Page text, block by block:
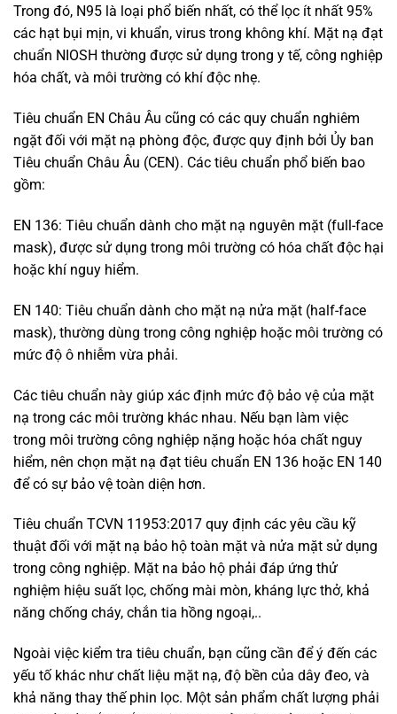
Trong đó, N95 là loại phổ biến nhất, có thể lọc ít nhất 95%
các hạt bụi mịn, vi khuẩn, virus trong không khí. Mặt nạ đạt
chuẩn NIOSH thường được sử dụng trong y tế, công nghiệp
hóa chất, và môi trường có khí độc nhẹ.
Tiêu chuẩn EN Châu Âu cũng có các quy chuẩn nghiêm
ngặt đối với mặt nạ phòng độc, được quy định bởi Ủy ban
Tiêu chuẩn Châu Âu (CEN). Các tiêu chuẩn phổ biến bao
gồm:
EN 136: Tiêu chuẩn dành cho mặt nạ nguyên mặt (full-face
mask), được sử dụng trong môi trường có hóa chất độc hại
hoặc khí nguy hiểm.
EN 140: Tiêu chuẩn dành cho mặt nạ nửa mặt (half-face
mask), thường dùng trong công nghiệp hoặc môi trường có
mức độ ô nhiễm vừa phải.
Các tiêu chuẩn này giúp xác định mức độ bảo vệ của mặt
nạ trong các môi trường khác nhau. Nếu bạn làm việc
trong môi trường công nghiệp nặng hoặc hóa chất nguy
hiểm, nên chọn mặt nạ đạt tiêu chuẩn EN 136 hoặc EN 140
để có sự bảo vệ toàn diện hơn.
Tiêu chuẩn TCVN 11953:2017 quy định các yêu cầu kỹ
thuật đối với mặt nạ bảo hộ toàn mặt và nửa mặt sử dụng
trong công nghiệp. Mặt na bảo hộ phải đáp ứng thử
nghiệm hiệu suất lọc, chống mài mòn, kháng lực thở, khả
năng chống cháy, chắn tia hồng ngoại,..
Ngoài việc kiểm tra tiêu chuẩn, bạn cũng cần để ý đến các
yếu tố khác như chất liệu mặt nạ, độ bền của dây đeo, và
khả năng thay thế phin lọc. Một sản phẩm chất lượng phải